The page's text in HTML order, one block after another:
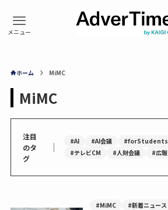
ホーム MiMC
MiMC
注目
のタ
グ
｜ #AI #AI会議 #forStudents
#テレビCM
#人財会議 #広報
#MiMC #新着ニュース